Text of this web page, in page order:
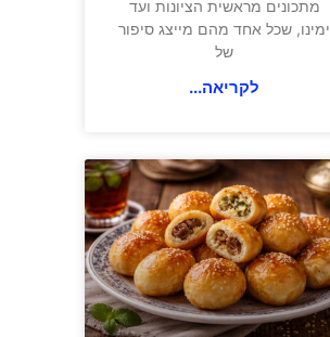
מתכונים מראשית הציונות ועד
ימינו, שכל אחד מהם מייצג סיפור
של
לקריאה...